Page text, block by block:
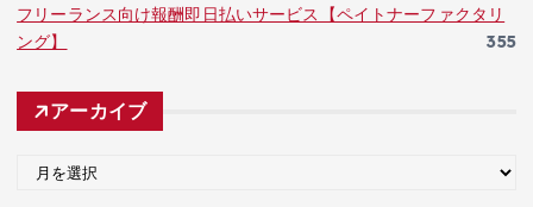
フリーランス向け報酬即日払いサービス【ペイトナーファクタリ
ング】
355
アーカイブ